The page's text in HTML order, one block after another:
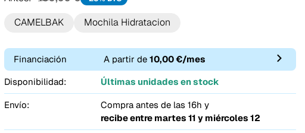
CAMELBAK Mochila Hidratacion
Financiación A partir de10,00 €/mes
Disponibilidad:
Últimas unidades en stock
Envío:
Compra antes de las 16h y
recibe entre martes 11 y miércoles 12